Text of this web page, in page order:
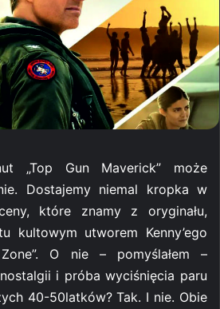
„Top Gun Maverick” może
Dostajemy niemal kropka w
które znamy z oryginału,
kultowym utworem Kenny’ego
O nie – pomyślałem –
i próba wyciśnięcia paru
40-50latków? Tak. I nie. Obie